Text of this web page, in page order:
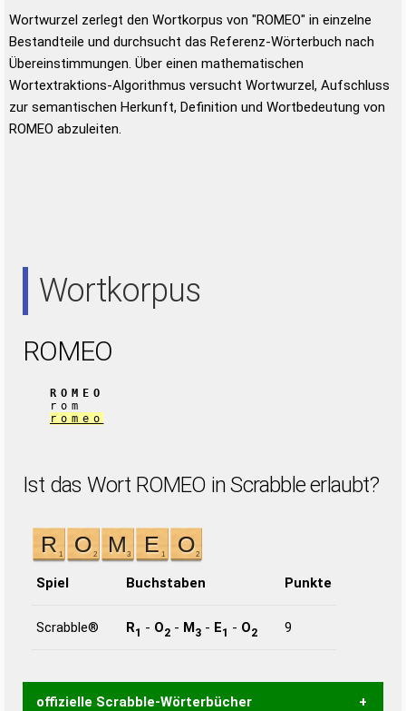
Wortwurzel zerlegt den Wortkorpus von "ROMEO" in einzelne
Bestandteile und durchsucht das Referenz-Wörterbuch nach
Übereinstimmungen. Über einen mathematischen
Wortextraktions-Algorithmus versucht Wortwurzel, Aufschluss
zur semantischen Herkunft, Definition und Wortbedeutung von
ROMEO abzuleiten.
Wortkorpus
ROMEO
ROMEO
rom
romeo
Ist das Wort ROMEO in Scrabble erlaubt?
Spiel Buchstaben Punkte
Scrabble® R1 - O2 - M3 - E1 - O2 9
offizielle Scrabble-Wörterbücher